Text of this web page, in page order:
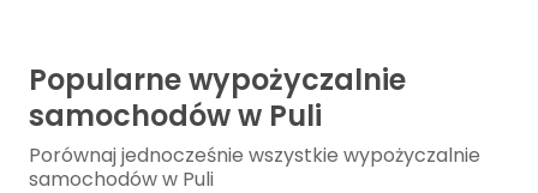
Popularne wypożyczalnie
samochodów w Puli
Porównaj jednocześnie wszystkie wypożyczalnie
samochodów w Puli